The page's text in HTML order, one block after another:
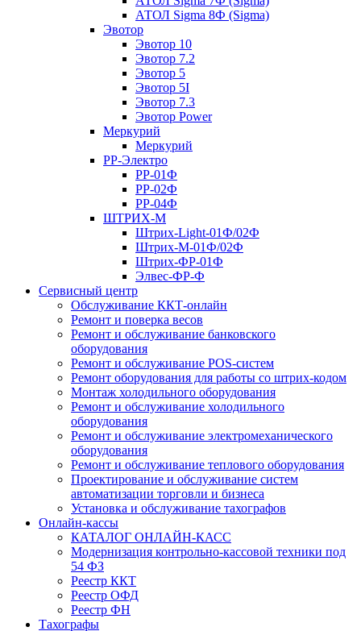
АТОЛ Sigma 8Ф (Sigma)
Эвотор
Эвотор 10
Эвотор 7.2
Эвотор 5
Эвотор 5I
Эвотор 7.3
Эвотор Power
Меркурий
Меркурий
РР-Электро
РР-01Ф
РР-02Ф
РР-04Ф
ШТРИХ-М
Штрих-Light-01Ф/02Ф
Штрих-М-01Ф/02Ф
Штрих-ФР-01Ф
Элвес-ФР-Ф
Сервисный центр
Обслуживание ККТ-онлайн
Ремонт и поверка весов
Ремонт и обслуживание банковского
оборудования
Ремонт и обслуживание POS-систем
Ремонт оборудования для работы со штрих-кодом
Монтаж холодильного оборудования
Ремонт и обслуживание холодильного
оборудования
Ремонт и обслуживание электромеханического
оборудования
Ремонт и обслуживание теплового оборудования
Проектирование и обслуживание систем
автоматизации торговли и бизнеса
Установка и обслуживание тахографов
Онлайн-кассы
КАТАЛОГ ОНЛАЙН-КАСС
Модернизация контрольно-кассовой техники под
54 ФЗ
Реестр ККТ
Реестр ОФД
Реестр ФН
Тахографы